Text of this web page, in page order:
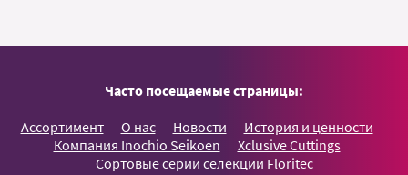
Часто посещаемые страницы:
Ассортимент О нас Новости
История и ценности
Компания Inochio Seikoen
Xclusive Cuttings
Сортовые серии селекции Floritec